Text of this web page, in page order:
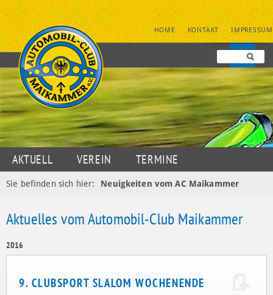
NAVIGATION
ÜBERSPRINGEN
HOME KONTAKT IMPRESSUM
NAVIGATION
AKTUELL VEREIN
TERMINE
JUGENDSPORT
Sie befinden sich hier:
Aktuelles vom Automobil-Club Maikammer